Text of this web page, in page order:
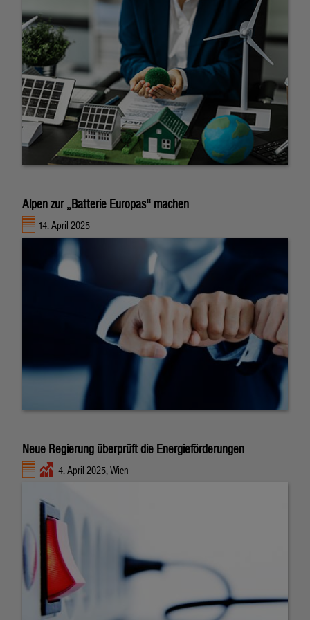
Alpen zur „Batterie Europas“ machen
14. April 2025
Neue Regierung überprüft die Energieförderungen
4. April 2025, Wien